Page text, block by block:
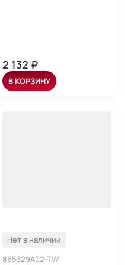
2 132 ₽
В КОРЗИНУ
Нет в наличии
865329A02-TW